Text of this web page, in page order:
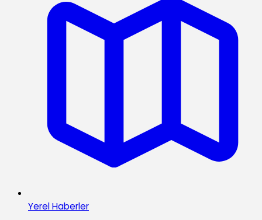
Yerel Haberler